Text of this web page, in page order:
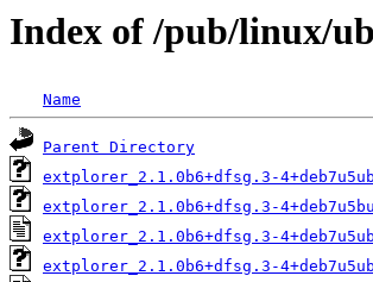
Index of /pub/linux/
Name
Parent Directory
extplorer_2.1.0b6+dfsg.3-
extplorer_2.1.0b6+dfsg.3-
extplorer_2.1.0b6+dfsg.3-
extplorer_2.1.0b6+dfsg.3-